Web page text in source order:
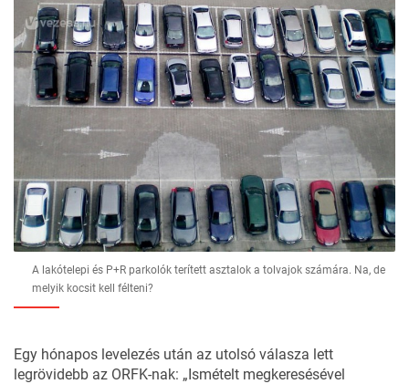
A lakótelepi és P+R parkolók terített asztalok a tolvajok számára. Na, de
melyik kocsit kell félteni?
Egy hónapos levelezés után az utolsó válasza lett
legrövidebb az ORFK-nak: „Ismételt megkeresésével